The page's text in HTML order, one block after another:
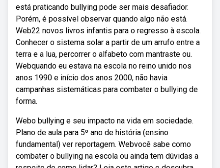
está praticando bullying pode ser mais desafiador.
Porém, é possível observar quando algo não está.
Web22 novos livros infantis para o regresso à escola.
Conhecer o sistema solar a partir de um arrufo entre a
terra e a lua, percorrer o alfabeto com mantraste ou.
Webquando eu estava na escola no reino unido nos
anos 1990 e início dos anos 2000, não havia
campanhas sistemáticas para combater o bullying de
forma.
Webo bullying e seu impacto na vida em sociedade.
Plano de aula para 5º ano de história (ensino
fundamental) ver reportagem. Webvocê sabe como
combater o bullying na escola ou ainda tem dúvidas a